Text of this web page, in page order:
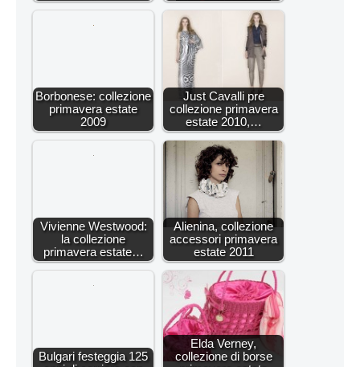
Borbonese: collezione
primavera estate
2009
Just Cavalli pre
collezione primavera
estate 2010,…
Vivienne Westwood:
la collezione
primavera estate…
Alienina, collezione
accessori primavera
estate 2011
Bulgari festeggia 125
Elda Verney,
collezione di borse